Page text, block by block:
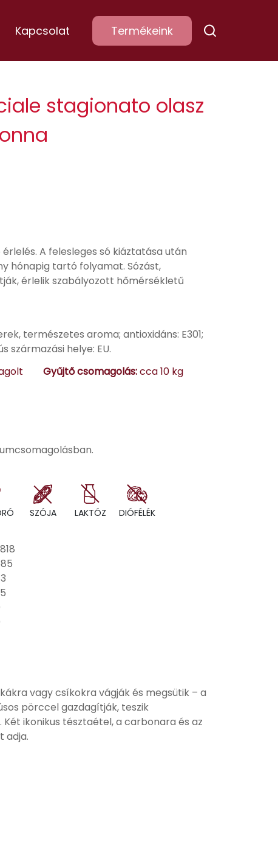
Kapcsolat Termékeink
stagionato olasz
érlelés. A felesleges só kiáztatása után
hónapig tartó folyamat. Sózást,
érlelik szabályozott hőmérsékletű
természetes aroma; antioxidáns: E301;
származási helye: EU.
Gyűjtő csomagolás:cca 10 kg
SZÓJA LAKTÓZ DIÓFÉLÉK
vagy csíkokra vágják és megsütik – a
pörccel gazdagítják, teszik
ikonikus tésztaétel, a carbonara és az
adja.